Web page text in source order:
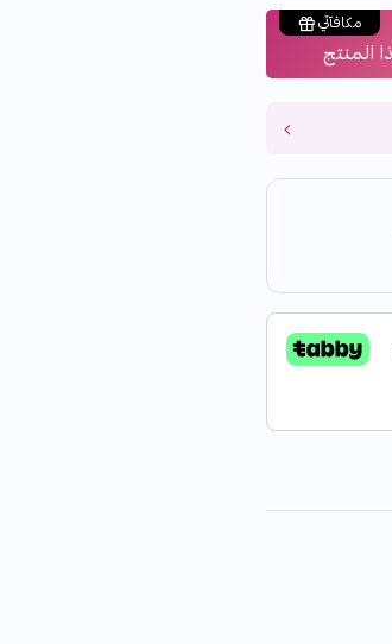
مكافآتي
المنتج